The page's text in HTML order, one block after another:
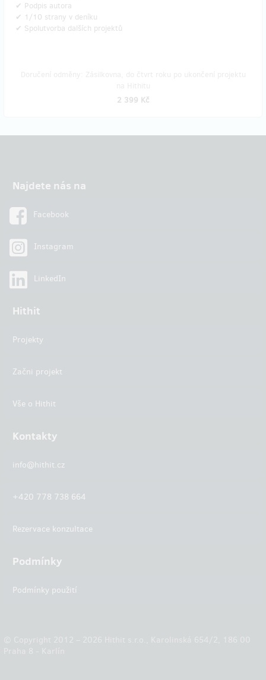
✔ Podpis autora
✔ 1/10 strany v deníku
✔ Spolutvorba dalších projektů
2 399 Kč
Najdete nás na
Facebook
Instagram
LinkedIn
Hithit
Projekty
Začni projekt
Vše o Hithit
Kontakty
info@hithit.cz
+420 778 738 664
Rezervace konzultace
Podmínky
Podmínky použití